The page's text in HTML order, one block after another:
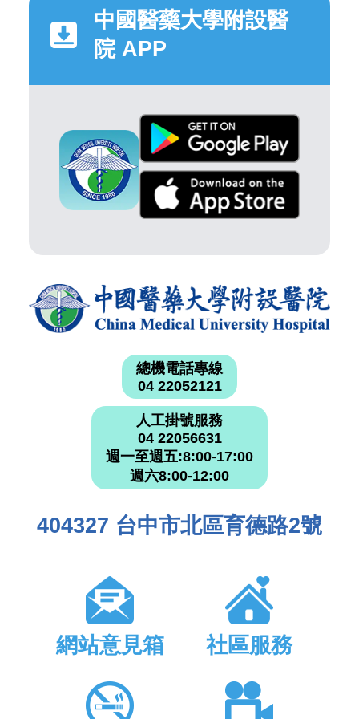
中國醫藥大學附設醫
院 APP
總機電話專線
04 22052121
人工掛號服務
04 22056631
週一至週五:8:00-17:00
週六8:00-12:00
404327 台中市北區育德路2號
網站意見箱 社區服務